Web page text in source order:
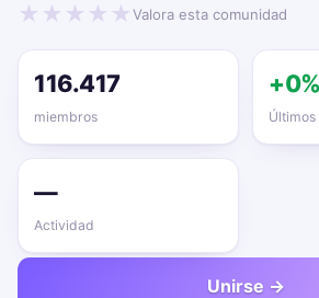
★ ★ ★ ★ ★Valora esta comunidad
116.417
miembros
+0%
—
Actividad
Unirse →